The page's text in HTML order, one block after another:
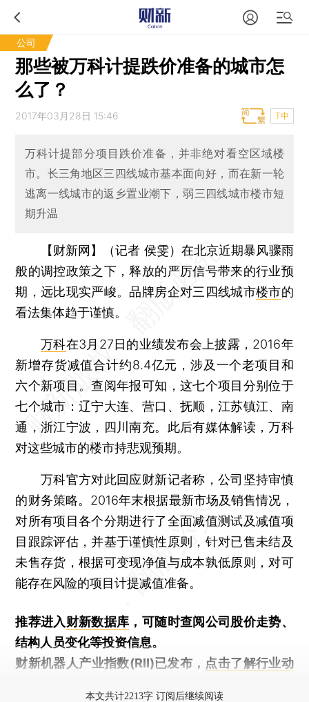
公司
那些被万科计提跌价准备的城市怎
么了？
2017年03月28日 15:46 T中
万科计提部分项目跌价准备，并非绝对看空区域楼
市。长三角地区三四线城市基本面向好，而在新一轮
逃离一线城市的返乡置业潮下，弱三四线城市楼市短
期升温
【财新网】（记者 侯雯） 在北京近期暴风骤雨
般的调控政策之下，释放的严厉信号带来的行业预
期，远比现实严峻。品牌房企对三四线城市楼市的
看法集体趋于谨慎。
万科在3月27日的业绩发布会上披露，2016年
新增存货减值合计约8.4亿元，涉及一个老项目和
六个新项目。查阅年报可知，这七个项目分别位于
七个城市：辽宁大连、营口、抚顺，江苏镇江、南
通，浙江宁波，四川南充。此后有媒体解读，万科
对这些城市的楼市持悲观预期。
万科官方对此回应财新记者称，公司坚持审慎
的财务策略。2016年末根据最新市场及销售情况，
对所有项目各个分期进行了全面减值测试及减值项
目跟踪评估，并基于谨慎性原则，针对已售未结及
未售存货，根据可变现净值与成本孰低原则，对可
能存在风险的项目计提减值准备。
推荐进入财新数据库 ，可随时查阅公司股价走势、
结构人员变化等投资信息。
财新机器人产业指数(RII)已发布， 点击了解行业动
本文共计2213字 订阅后继续阅读